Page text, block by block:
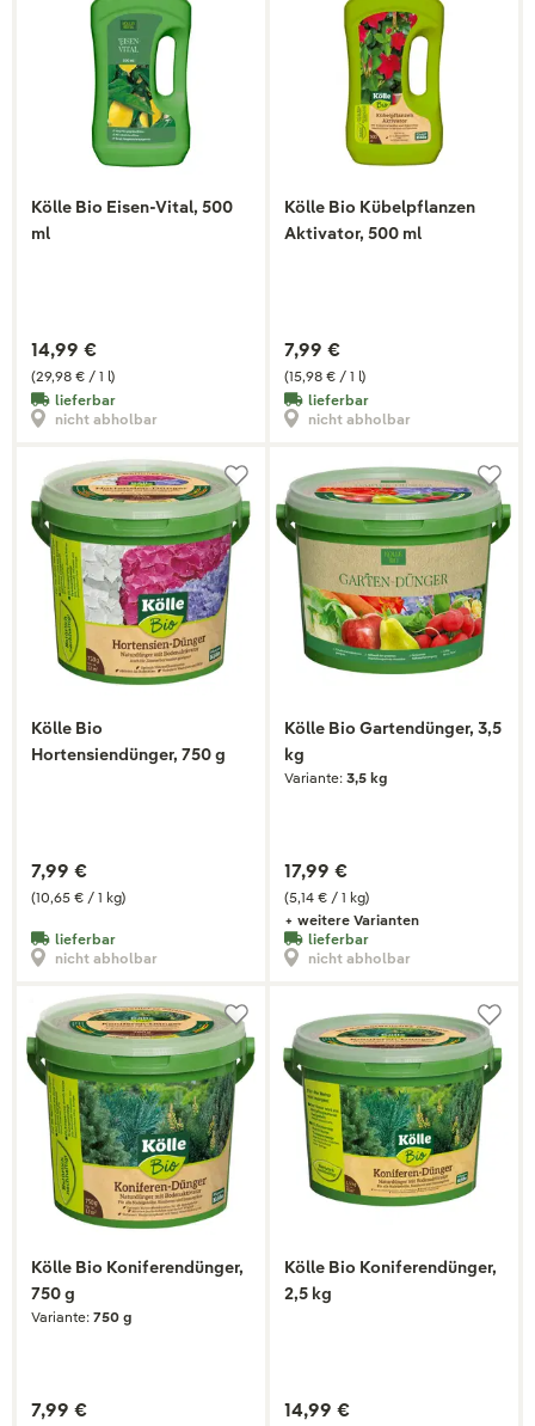
Kölle Bio Eisen-Vital, 500
ml
(29,98 € / 1 l)
14,99 €
lieferbar
nicht abholbar
Kölle Bio Kübelpflanzen
Aktivator, 500 ml
(15,98 € / 1 l)
7,99 €
lieferbar
nicht abholbar
Kölle Bio
Hortensiendünger, 750 g
(10,65 € / 1 kg)
7,99 €
lieferbar
nicht abholbar
Kölle Bio Gartendünger, 3,5
kg
Variante: 3,5 kg
(5,14 € / 1 kg)
17,99 €
+ weitere Varianten
lieferbar
nicht abholbar
Kölle Bio Koniferendünger,
750 g
Variante: 750 g
7,99 €
Kölle Bio Koniferendünger,
2,5 kg
14,99 €